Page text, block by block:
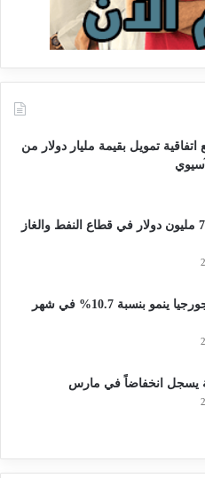
تمويل بقيمة مليار دولار من
أمريكا تضخ 70 مليون دولار في قطاع النفط والغاز
اقتصاد ولاية جورجيا ينمو بنسبة 10.7% في شهر
يسجل انخفاضاً في مارس